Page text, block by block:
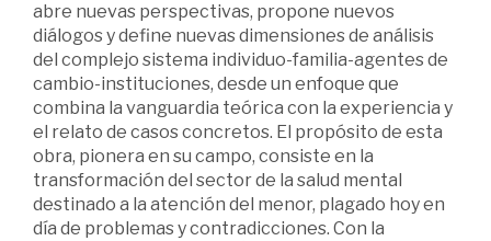
abre nuevas perspectivas, propone nuevos
diálogos y define nuevas dimensiones de análisis
del complejo sistema individuo-familia-agentes de
cambio-instituciones, desde un enfoque que
combina la vanguardia teórica con la experiencia y
el relato de casos concretos. El propósito de esta
obra, pionera en su campo, consiste en la
transformación del sector de la salud mental
destinado a la atención del menor, plagado hoy en
día de problemas y contradicciones. Con la